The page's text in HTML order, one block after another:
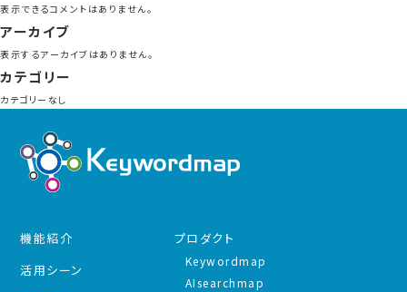
表示できるコメントはありません。
アーカイブ
表示するアーカイブはありません。
カテゴリー
カテゴリーなし
機能紹介
活用シーン
プロダクト
Keywordmap
AIsearchmap